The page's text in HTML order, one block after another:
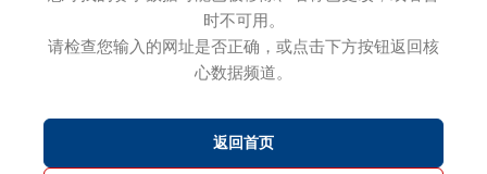
时不可用。
请检查您输入的网址是否正确，或点击下方按钮返回核
心数据频道。
返回首页